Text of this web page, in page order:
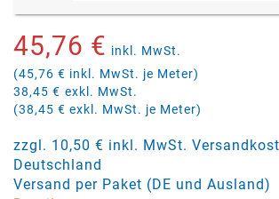
45,76 € inkl. MwSt.
(45,76 € inkl. MwSt. je Meter)
38,45 € exkl. MwSt.
(38,45 € exkl. MwSt. je Meter)
zzgl. 10,50 € inkl. MwSt.
Deutschland
Versand per Paket (DE und Ausland)